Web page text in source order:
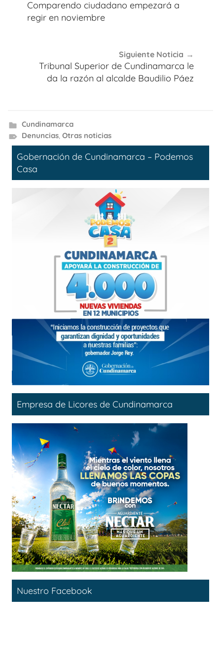
entradas
Comparendo ciudadano empezará a
regir en noviembre
Siguiente Noticia
Tribunal Superior de Cundinamarca le
da la razón al alcalde Baudilio Páez
Cundinamarca
Denuncias, Otras noticias
Gobernación de Cundinamarca – Podemos
Casa
Empresa de Licores de Cundinamarca
Nuestro Facebook